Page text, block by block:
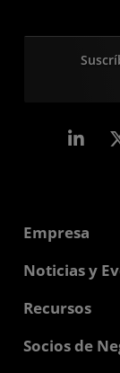
Empresa
Acerca de
Carreras
Contáctanos
Noticias y
Sala de prensa
Biblioteca
Recursos
Centro para
Socios de